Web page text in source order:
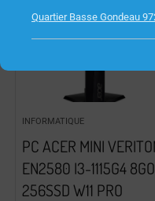
INFORMATIQUE
PC ACER MINI
EN2580 I3-1115G4 8GO
256SSD W11 PRO
Quartier Basse Gondeau